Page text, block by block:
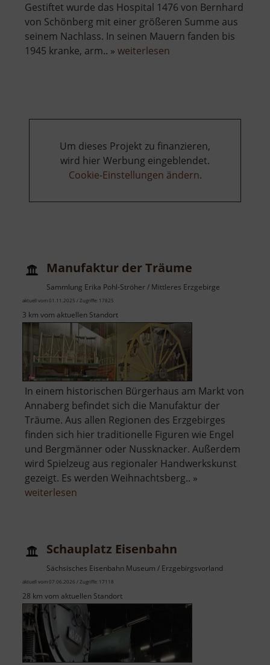
Gestiftet wurde das Hospital 1476 von Bernhard
von Schönberg mit einer größeren Summe aus
seinem Nachlass. In seinen Mauern fanden bis
1945 kranke, arm.. » weiterlesen
Um dieses Projekt zu finanzieren,
wird hier Werbung eingeblendet.
Cookie-Einstellungen ändern.
Manufaktur der Träume
Sammlung Erika Pohl-Ströher / Mittleres Erzgebirge
aktuell vom 01.11.2025 / Zugriffe: 17825
3 km vom aktuellen Standort
In einem historischen Bürgerhaus am Markt von
Annaberg befindet sich die Manufaktur der
Träume. Aus allen Regionen des Erzgebirges
finden sich hier traditionelle Figuren wie Engel
und Bergmänner oder Nussknacker. Außerdem
wird Spielzeug aus regionaler Handwerkskunst
gezeigt. Es werden Weihnachtsberg.. »
weiterlesen
Schauplatz Eisenbahn
Sächsisches Eisenbahn Museum / Erzgebirgsvorland
aktuell vom 07.06.2026 / Zugriffe: 17118
28 km vom aktuellen Standort